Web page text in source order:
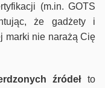
(m.in. GOTS
że gadżety i
marki nie narażą Cię
źródełto